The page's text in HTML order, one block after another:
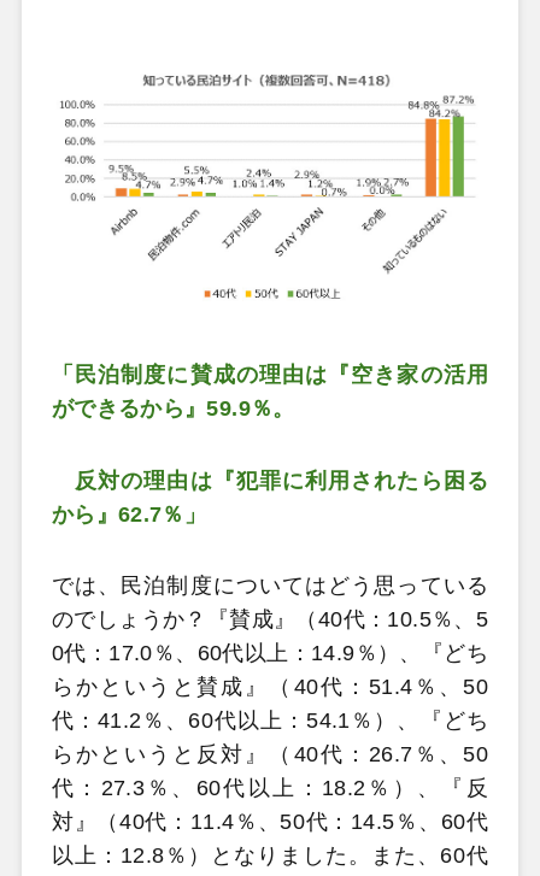
「民泊制度に賛成の理由は『空き家の活用
ができるから』59.9％。
反対の理由は『犯罪に利用されたら困る
から』62.7％」
では、民泊制度についてはどう思っている
のでしょうか？『賛成』（40代：10.5％、5
0代：17.0％、60代以上：14.9％）、『どち
らかというと賛成』（40代：51.4％、50
代：41.2％、60代以上：54.1％）、『どち
らかというと反対』（40代：26.7％、50
代：27.3％、60代以上：18.2％）、『反
対』（40代：11.4％、50代：14.5％、60代
以上：12.8％）となりました。また、60代